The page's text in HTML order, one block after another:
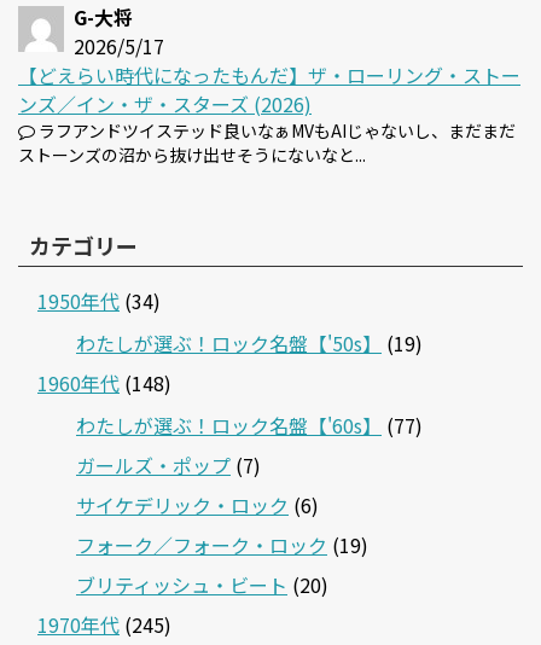
G-大将
2026/5/17
【どえらい時代になったもんだ】ザ・ローリング・ストー
ンズ／イン・ザ・スターズ (2026)
ラフアンドツイステッド良いなぁMVもAIじゃないし、まだまだ
ストーンズの沼から抜け出せそうにないなと...
カテゴリー
1950年代 (34)
わたしが選ぶ！ロック名盤【'50s】
(19)
1960年代 (148)
わたしが選ぶ！ロック名盤【'60s】
(77)
ガールズ・ポップ (7)
サイケデリック・ロック (6)
フォーク／フォーク・ロック (19)
ブリティッシュ・ビート (20)
1970年代 (245)